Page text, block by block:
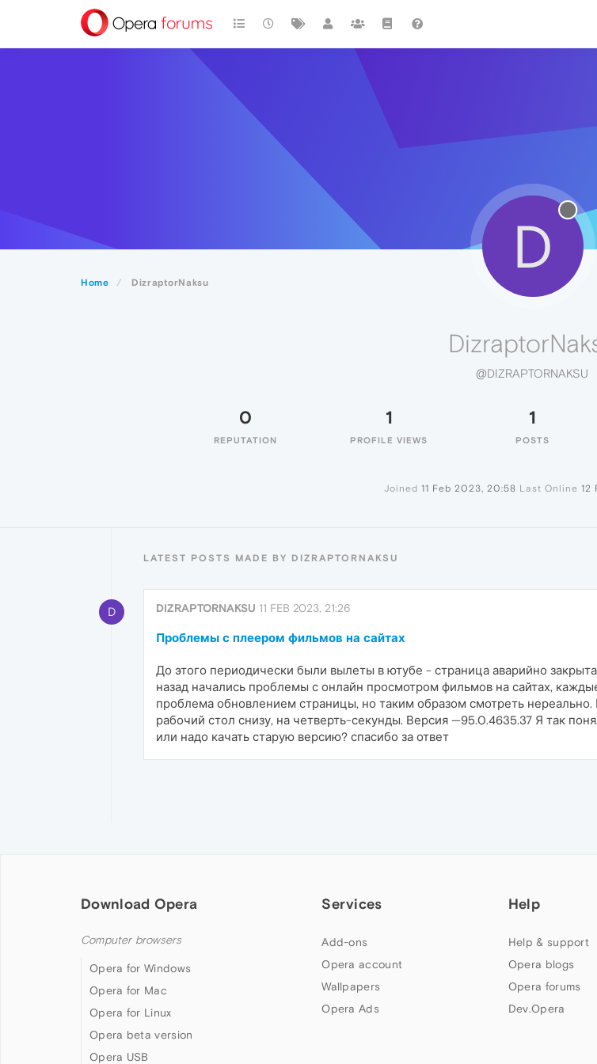
Home DizraptorNaksu
D
@DIZRAPTORNAKSU
0
REPUTATION
1
PROFILE VIEWS
1
POSTS
Joined 11 Feb 2023, 20:58 Last Online 12
LATEST POSTS MADE BY DIZRAPTORNAKSU
D DIZRAPTORNAKSU 11 FEB 2023, 21:26
Проблемы с плеером фильмов на сайтах
До этого периодически были вылеты в ютубе - страница аварийно
назад начались проблемы с онлайн просмотром фильмов на сайтах,
проблема обновлением страницы, но таким образом смотреть
рабочий стол снизу, на четверть-секунды. Версия —95.0.4635.37 Я так
или надо качать старую версию? спасибо за ответ
Download Opera
Computer browsers
Opera for Windows
Opera for Mac
Opera for Linux
Opera beta version
Opera USB
Services
Add-ons
Opera account
Wallpapers
Opera Ads
Help
Help & support
Opera blogs
Opera forums
Dev.Opera